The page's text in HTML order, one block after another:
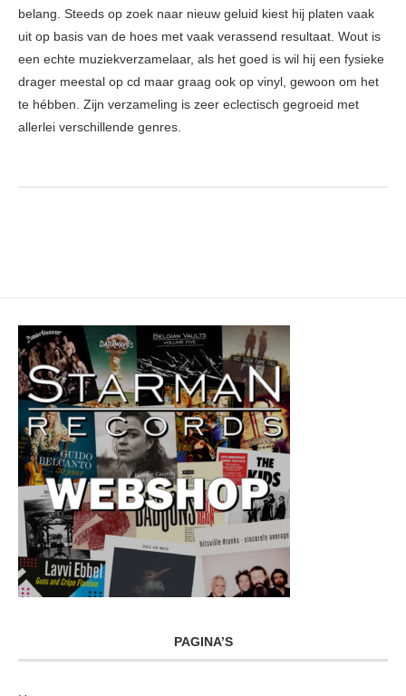
belang. Steeds op zoek naar nieuw geluid kiest hij platen vaak
uit op basis van de hoes met vaak verassend resultaat. Wout is
een echte muziekverzamelaar, als het goed is wil hij een fysieke
drager meestal op cd maar graag ook op vinyl, gewoon om het
te hébben. Zijn verzameling is zeer eclectisch gegroeid met
allerlei verschillende genres.
PAGINA’S